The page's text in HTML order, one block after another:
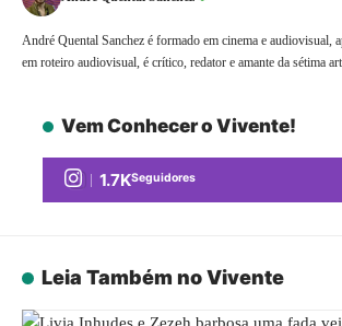
André Quental Sanchez é formado em cinema e audiovisual,
em roteiro audiovisual, é crítico, redator e amante da sétima
Vem Conhecer o Vivente!
1.7KSeguidores
Leia Também no Vivente